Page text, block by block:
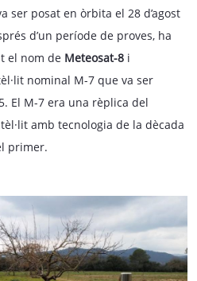
ser posat en òrbita el 28 d’agost
d’un període de proves, ha
el nom de Meteosat-8 i
nominal M-7 que va ser
El M-7 era una rèplica del
amb tecnologia de la dècada
primer.